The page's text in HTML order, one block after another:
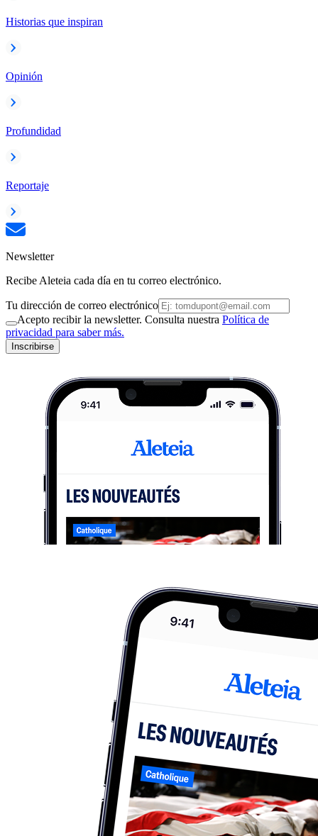
Historias que inspiran
Opinión
Profundidad
Reportaje
Newsletter
Recibe Aleteia cada día en tu correo electrónico.
Tu dirección de correo electrónico
Acepto recibir la newsletter. Consulta nuestra Política de
privacidad para saber más.
Inscribirse